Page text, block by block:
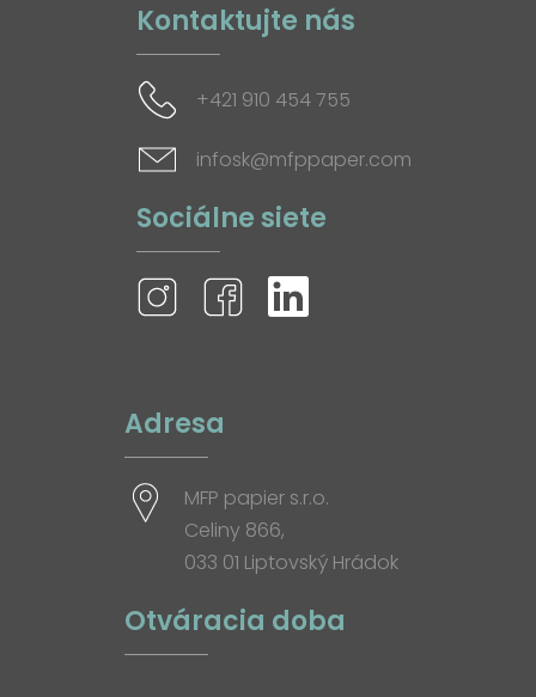
Kontaktujte nás
+421 910 454 755
infosk@mfppaper.com
Sociálne siete
Adresa
MFP papier s.r.o.
Celiny 866,
033 01 Liptovský Hrádok
Otváracia doba